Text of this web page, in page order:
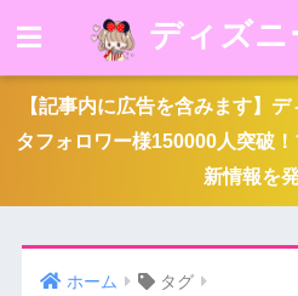
ディズニ
【記事内に広告を含みます】
タフォロワー様150000人突破
新情報を
ホーム タグ